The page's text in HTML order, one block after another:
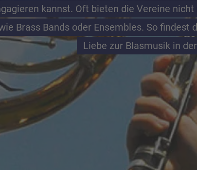
kannst. Oft bieten die Vereine
Brass Bands oder Ensembles. So
Liebe zur Blasmusik in